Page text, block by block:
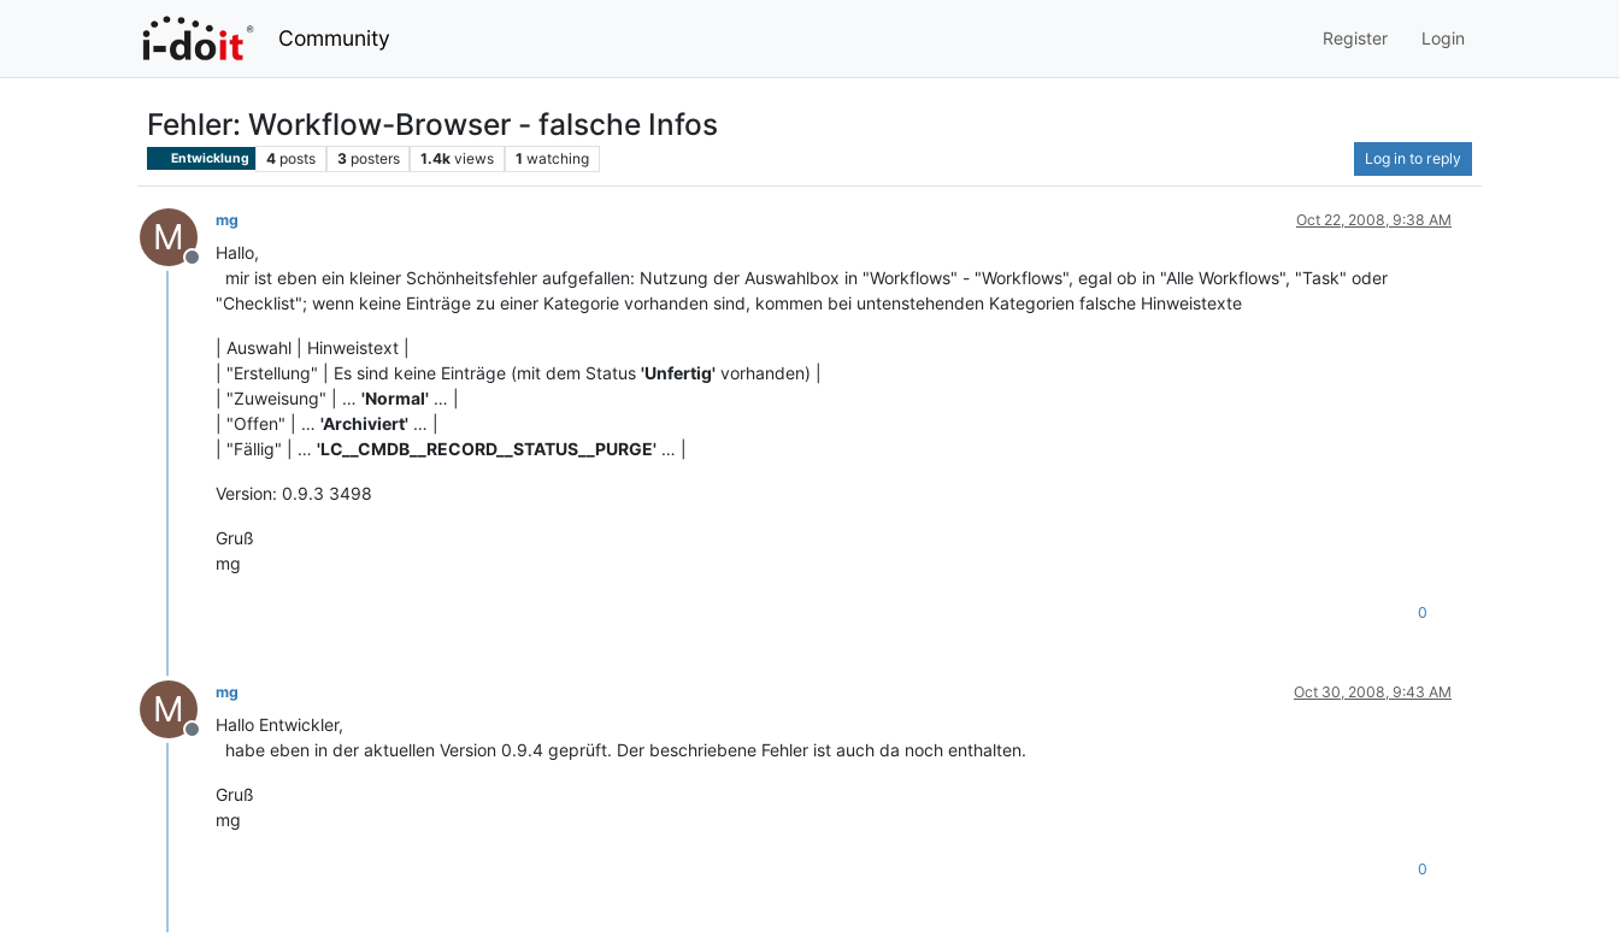
Community Register Login
Fehler: Workflow-Browser - falsche Infos
Entwicklung 4 posts 3 posters 1.4k views 1 watching Log in to reply
M
Offline
mg Oct 22, 2008, 9:38 AM
Hallo,
mir ist eben ein kleiner Schönheitsfehler aufgefallen: Nutzung der Auswahlbox in "Workflows" - "Workflows", egal ob in "Alle Workflows", "Task" oder
"Checklist"; wenn keine Einträge zu einer Kategorie vorhanden sind, kommen bei untenstehenden Kategorien falsche Hinweistexte
| Auswahl | Hinweistext |
| "Erstellung" | Es sind keine Einträge (mit dem Status 'Unfertig' vorhanden) |
| "Zuweisung" | … 'Normal' … |
| "Offen" | … 'Archiviert' … |
| "Fällig" | … 'LC__CMDB__RECORD__STATUS__PURGE' … |
Version: 0.9.3 3498
Gruß
mg
0
M
Offline
mg Oct 30, 2008, 9:43 AM
Hallo Entwickler,
habe eben in der aktuellen Version 0.9.4 geprüft. Der beschriebene Fehler ist auch da noch enthalten.
Gruß
mg
0